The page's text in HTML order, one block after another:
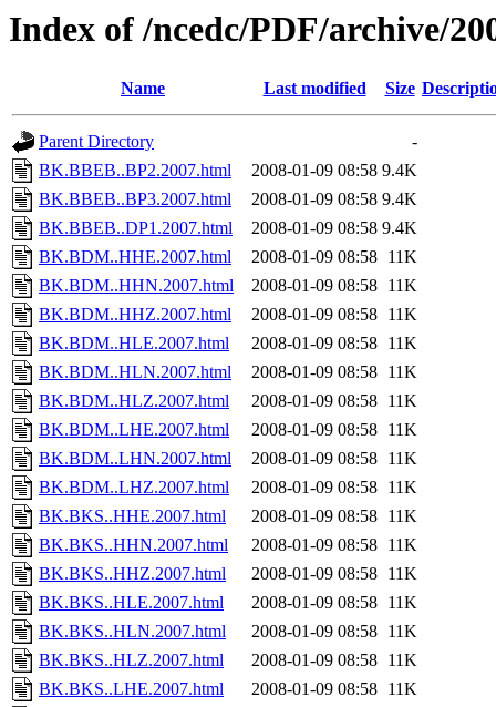
Index of /ncedc/PDF/archive/
Name Last modified Size
Parent Directory
-
BK.BBEB..BP2.2007.html
2008-01-09 08:58 9.4K
BK.BBEB..BP3.2007.html
2008-01-09 08:58 9.4K
BK.BBEB..DP1.2007.html
2008-01-09 08:58 9.4K
BK.BDM..HHE.2007.html
2008-01-09 08:58 11K
BK.BDM..HHN.2007.html
2008-01-09 08:58 11K
BK.BDM..HHZ.2007.html
2008-01-09 08:58 11K
BK.BDM..HLE.2007.html
2008-01-09 08:58 11K
BK.BDM..HLN.2007.html
2008-01-09 08:58 11K
BK.BDM..HLZ.2007.html
2008-01-09 08:58 11K
BK.BDM..LHE.2007.html
2008-01-09 08:58 11K
BK.BDM..LHN.2007.html
2008-01-09 08:58 11K
BK.BDM..LHZ.2007.html
2008-01-09 08:58 11K
BK.BKS..HHE.2007.html
2008-01-09 08:58 11K
BK.BKS..HHN.2007.html
2008-01-09 08:58 11K
BK.BKS..HHZ.2007.html
2008-01-09 08:58 11K
BK.BKS..HLE.2007.html
2008-01-09 08:58 11K
BK.BKS..HLN.2007.html
2008-01-09 08:58 11K
BK.BKS..HLZ.2007.html
2008-01-09 08:58 11K
BK.BKS..LHE.2007.html
2008-01-09 08:58 11K